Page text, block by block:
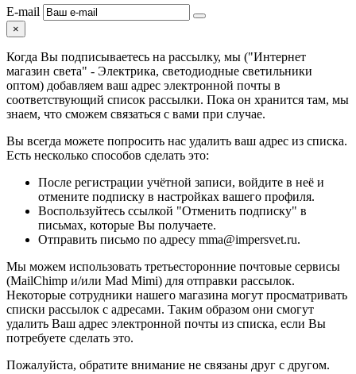
E-mail
×
Когда Вы подписываетесь на рассылку, мы ("Интернет
магазин света" - Электрика, светодиодные светильники
оптом) добавляем ваш адрес электронной почты в
соответствующий список рассылки. Пока он хранится там, мы
знаем, что сможем связаться с вами при случае.
Вы всегда можете попросить нас удалить ваш адрес из списка.
Есть несколько способов сделать это:
После регистрации учётной записи, войдите в неё и
отмените подписку в настройках вашего профиля.
Воспользуйтесь ссылкой "Отменить подписку" в
письмах, которые Вы получаете.
Отправить письмо по адресу mma@impersvet.ru.
Мы можем использовать третьесторонние почтовые сервисы
(MailChimp и/или Mad Mimi) для отправки рассылок.
Некоторые сотрудники нашего магазина могут просматривать
списки рассылок с адресами. Таким образом они смогут
удалить Ваш адрес электронной почты из списка, если Вы
потребуете сделать это.
Пожалуйста, обратите внимание не связаны друг с другом.